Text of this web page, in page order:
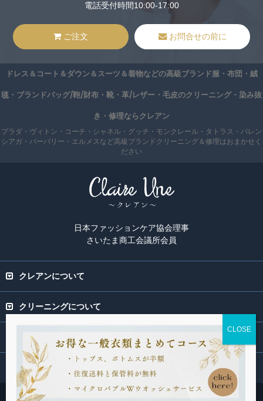
電話受付時間10:00-17:00
ご注文 お問合せの前に
ドレス＆コート＆ダウン＆スーツ＆着物などの高級ブランド服・布団・絨
毯・ブランドバッグ/鞄/財布・靴・革/レザー・毛皮のクリーニング・染み抜
き・修理ならクレアン
プラダ・ヴィトン・コーチ・シャネル・グッチ・モンクレール・タトラス・バレン
シアガ・バーバリー・エルメスなど高級ブランドクリーニング＆修理はおまかせく
ださい
日本ファッションケア協会理事
さいたま商工会議所会員
クレアンについて
クリーニングについて
専門ページ
関連サービス